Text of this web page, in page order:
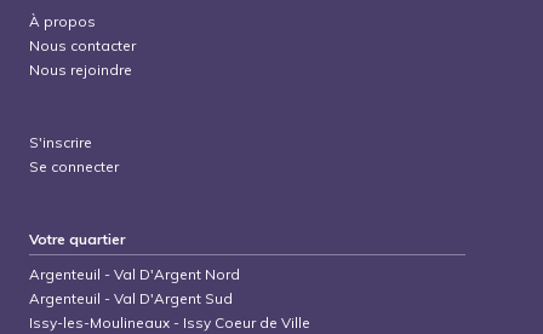
À propos
Nous contacter
Nous rejoindre
S'inscrire
Se connecter
Votre quartier
Argenteuil -Val D'Argent Nord
Argenteuil -Val D'Argent Sud
Issy-les-Moulineaux - Issy Coeur de Ville